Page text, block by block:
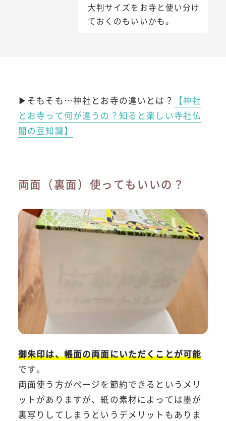
大判サイズをお寺と使い分け
ておくのもいいかも。
▶そもそも…神社とお寺の違いとは？
【神社
とお寺って何が違うの？知ると楽しい寺社仏
閣の豆知識】
両面（裏面）使ってもいいの？
御朱印は、帳面の両面にいただくことが可能
です。
両面使う方がページを節約できるというメリ
ットがありますが、紙の素材によっては墨が
裏写りしてしまうというデメリットもありま